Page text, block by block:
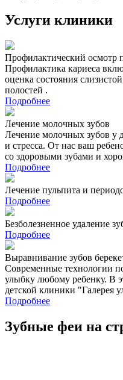
Услуги клиники
Профилактический осмотр
Профилактика кариеса
оценка состояния
полостей .
Подробнее
Лечение молочных зубов
Лечение молочных зубов у
и стресса. От нас ваш
со здоровыми зубами и
Подробнее
Лечение пульпита и
Подробнее
Безболезненное удаление
Подробнее
Выравнивание зубов
Современные технологии
улыбку любому ребенку. В
детской клиники "Галерея
Подробнее
Зубные феи на